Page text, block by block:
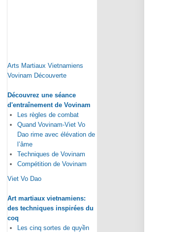
Arts Martiaux Vietnamiens
Vovinam Découverte
Découvrez une séance
d'entraînement de Vovinam
Les règles de combat
Quand Vovinam-Viet Vo
Dao rime avec élévation de
l’âme
Techniques de Vovinam
Compétition de Vovinam
Viet Vo Dao
Art martiaux vietnamiens:
des techniques inspirées du
coq
Les cinq sortes de quyền